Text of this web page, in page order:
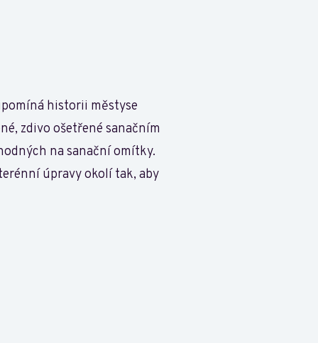
historii městyse
zdivo ošetřené sanačním
na sanační omítky.
úpravy okolí tak, aby